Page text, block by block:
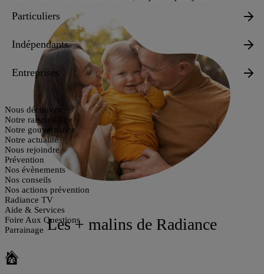
Particuliers
Indépendants
Entreprises
Nous découvrir
Notre raison d'être
Notre gouvernance
Notre actualité
Nous rejoindre
Prévention
Nos évènements
Nos conseils
Nos actions prévention
Radiance TV
Aide & Services
Foire Aux Questions
Parrainage Les + malins de Radiance